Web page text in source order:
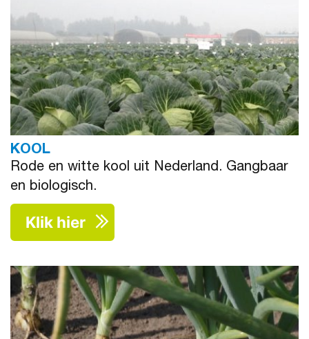
KOOL
Rode en witte kool uit Nederland. Gangbaar
en biologisch.
Klik hier